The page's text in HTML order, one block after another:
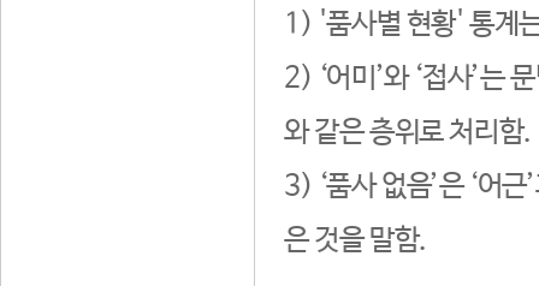
1) '품사별 현황' 통계
2) ‘어미’와 ‘접사’는
와 같은 층위로 처리함.
3) ‘품사 없음’은 ‘어
은 것을 말함.